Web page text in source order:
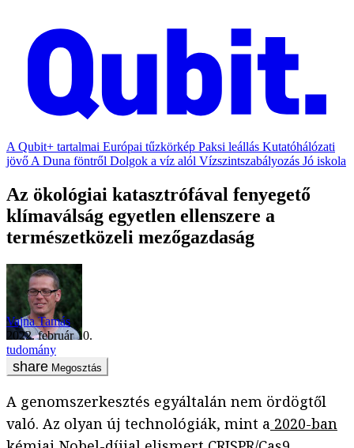
A Qubit+ tartalmai Európai tűzkörkép Paksi leállás Kutatóhálózati
jövő A Duna föntről Dolgok a víz alól Vízszintszabályozás Jó iskola
Az ökológiai katasztrófával fenyegető
klímaválság egyetlen ellenszere a
természetközeli mezőgazdaság
Vajna Tamás
2022. február 10.
tudomány
Megosztás
A genomszerkesztés egyáltalán nem ördögtől
való. Az olyan új technológiák, mint a 2020-ban